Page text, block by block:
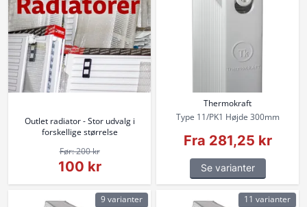
Outlet radiator - Stor udvalg i
forskellige størrelse
Før: 200 kr
100 kr
Thermokraft
Type 11/PK1 Højde 300mm
Fra 281,25 kr
Se varianter
9 varianter 11 varianter